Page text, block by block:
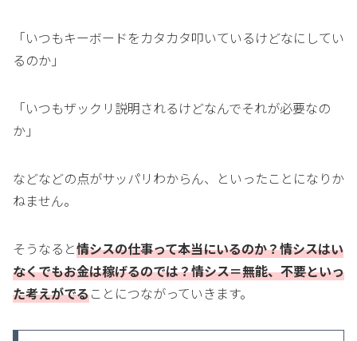
「いつもキーボードをカタカタ叩いているけどなにしてい
るのか」
「いつもザックリ説明されるけどなんでそれが必要なの
か」
などなどの点がサッパリわからん、といったことになりか
ねません。
そうなると情シスの仕事って本当にいるのか？情シスはい
なくでもお金は稼げるのでは？情シス＝無能、不要といっ
た考えがでることにつながっていきます。